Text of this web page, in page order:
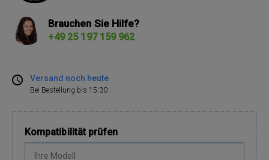
Brauchen Sie Hilfe?
+49 25 197 159 962
Versand noch heute
Bei Bestellung bis 15:30
Kompatibilität prüfen